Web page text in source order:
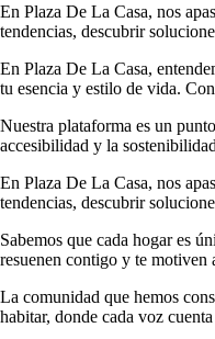
En Plaza De La Casa, nos
tendencias, descubrir
En Plaza De La Casa,
tu esencia y estilo de vida.
Nuestra plataforma es un
accesibilidad y la
En Plaza De La Casa, nos
tendencias, descubrir
Sabemos que cada hogar es
resuenen contigo y te motiven
La comunidad que hemos
habitar, donde cada voz